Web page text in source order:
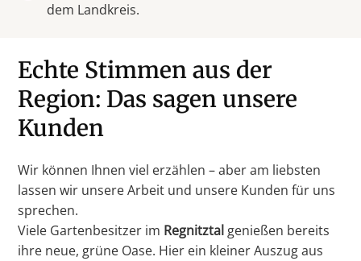
dem Landkreis.
Echte Stimmen aus der
Region: Das sagen unsere
Kunden
Wir können Ihnen viel erzählen – aber am liebsten
lassen wir unsere Arbeit und unsere Kunden für uns
sprechen.
Viele Gartenbesitzer im Regnitztal genießen bereits
ihre neue, grüne Oase. Hier ein kleiner Auszug aus